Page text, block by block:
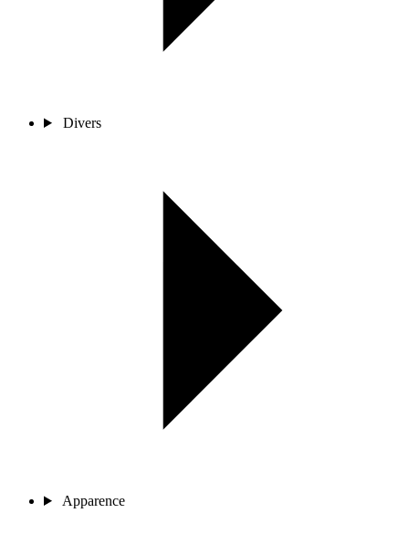
Divers
Apparence